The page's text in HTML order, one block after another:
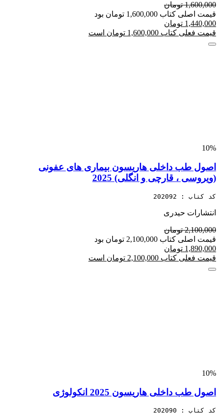
1,600,000 تومان
قیمت اصلی کتاب 1,600,000 تومان بود
1,440,000 تومان
قیمت فعلی کتاب 1,600,000 تومان است
10%
اصول طب داخلی هاریسون بیماری های عفونی
(ویروسی ، قارچی و انگلی) 2025
کد کتاب : 202092
انتشارات حیدری
2,100,000 تومان
قیمت اصلی کتاب 2,100,000 تومان بود
1,890,000 تومان
قیمت فعلی کتاب 2,100,000 تومان است
10%
اصول طب داخلی هاریسون 2025 انکولوژی
کد کتاب : 202090